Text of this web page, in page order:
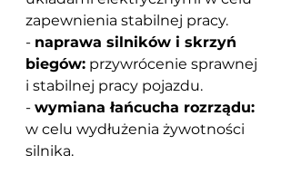
zapewnienia stabilnej pracy.
- naprawa silników i skrzyń
biegów: przywrócenie sprawnej
i stabilnej pracy pojazdu.
- wymiana łańcucha rozrządu:
w celu wydłużenia żywotności
silnika.